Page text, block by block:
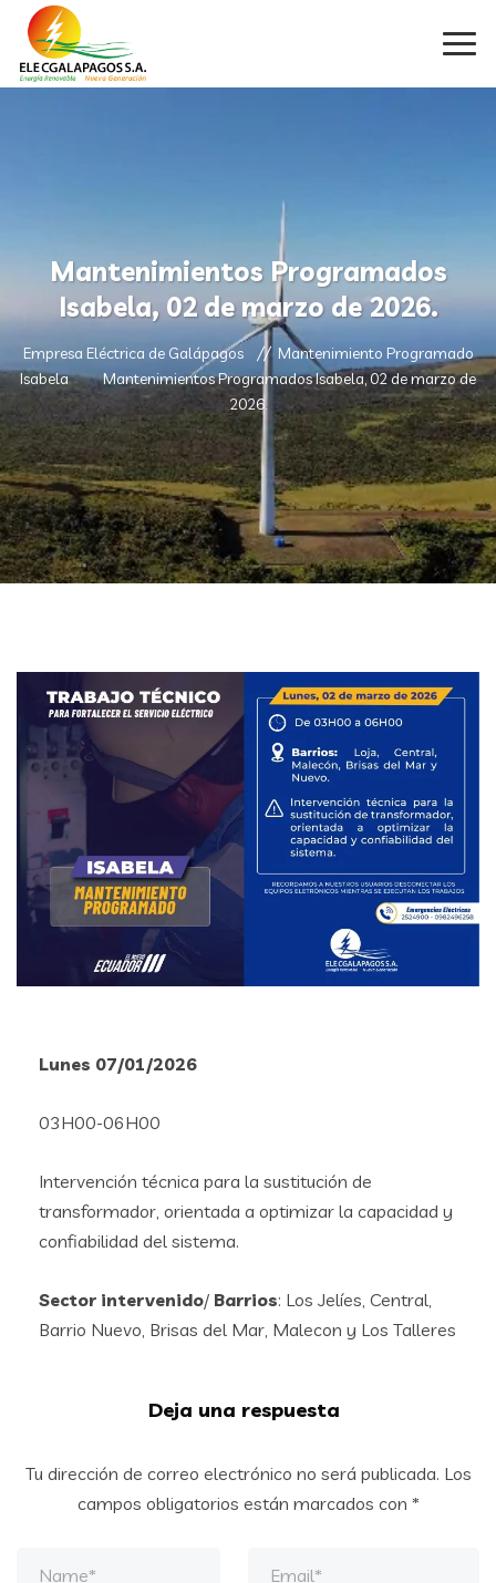
Mantenimientos Programados
Isabela, 02 de marzo de 2026.
Empresa Eléctrica de Galápagos
Mantenimiento Programado
Isabela
Mantenimientos Programados Isabela, 02 de marzo de
2026.
Lunes 07/01/2026
03H00-06H00
Intervención técnica para la sustitución de
transformador, orientada a optimizar la capacidad y
confiabilidad del sistema.
Sector intervenido/ Barrios: Los Jelíes, Central,
Barrio Nuevo, Brisas del Mar, Malecon y Los Talleres
Deja una respuesta
Tu dirección de correo electrónico no será publicada. Los
campos obligatorios están marcados con *